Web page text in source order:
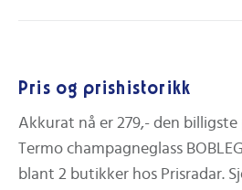
Pris og prishistorikk
Akkurat nå er 279,- den billigste
Termo champagneglass
blant 2 butikker hos Prisradar.